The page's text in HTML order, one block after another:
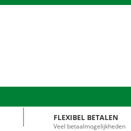
FLEXIBEL BETALEN
Veel betaalmogelijkheden